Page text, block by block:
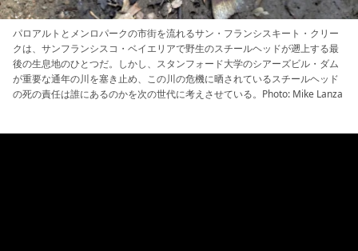
パロアルトとメンロパークの市街を流れるサン・フランシスキート・クリー
クは、サンフランシスコ・ベイエリアで野生のスチールヘッドが遡上する最
後の生息地のひとつだ。しかし、スタンフォード大学のシアーズビル・ダム
が重要な通年の川を塞き止め、この川の危機に晒されているスチールヘッド
の死の責任は誰にあるのかを次の世代に考えさせている。Photo: Mike Lanza